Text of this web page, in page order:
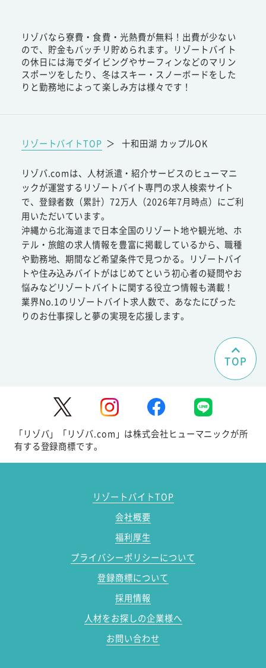
リゾバなら寮費・食費・光熱費が無料！出費が少ない
ので、貯金もバッチリ貯められます。リゾートバイト
の休日には海でダイビングやサーフィンなどのマリン
スポーツをしたり、冬はスキー・スノーボードをした
りと勤務地によって楽しみ方は様々です！
リゾートバイトTOP ＞ 十和田湖 カップルOK
リゾバ.comは、人材派遣・紹介サービスのヒューマニ
ックが運営するリゾートバイト専門の求人検索サイト
で、登録者数（累計）72万人（2026年7月時点）にご利
用いただいています。
沖縄から北海道まで日本全国のリゾート地や観光地、ホ
テル・旅館の求人情報を豊富に掲載しているから、職種
や勤務地、期間など希望条件で見つかる。リゾートバイ
トや住み込みバイトがはじめてという初心者の疑問やお
悩みなどリゾートバイトに関する役立つ情報も満載！
業界No.1のリゾートバイト求人数で、あなたにぴった
りのお仕事探しと夢の実現を応援します。
TOP
「リゾバ」「リゾバ.com」は株式会社ヒューマニックが所
有する登録商標です。
リゾートバイトTOP
会社概要
福利厚生
プライバシーポリシーについて
登録商標について
採用情報
人材をお探しの企業様へ
お問い合わせ